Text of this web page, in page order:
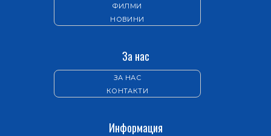
ФИЛМИ
НОВИНИ
За нас
ЗА НАС
КОНТАКТИ
Информация